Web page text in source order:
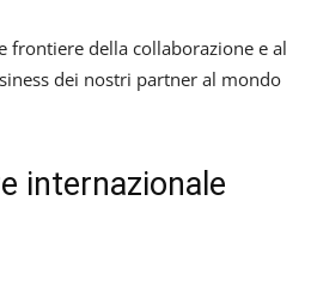
frontiere della collaborazione e al
dei nostri partner al mondo
internazionale